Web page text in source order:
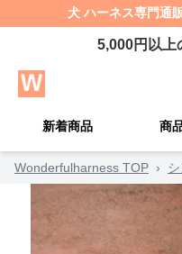
犬 ハーネス専門通
5,000円以上
新着商品 商
Wonderfulharness TOP ›